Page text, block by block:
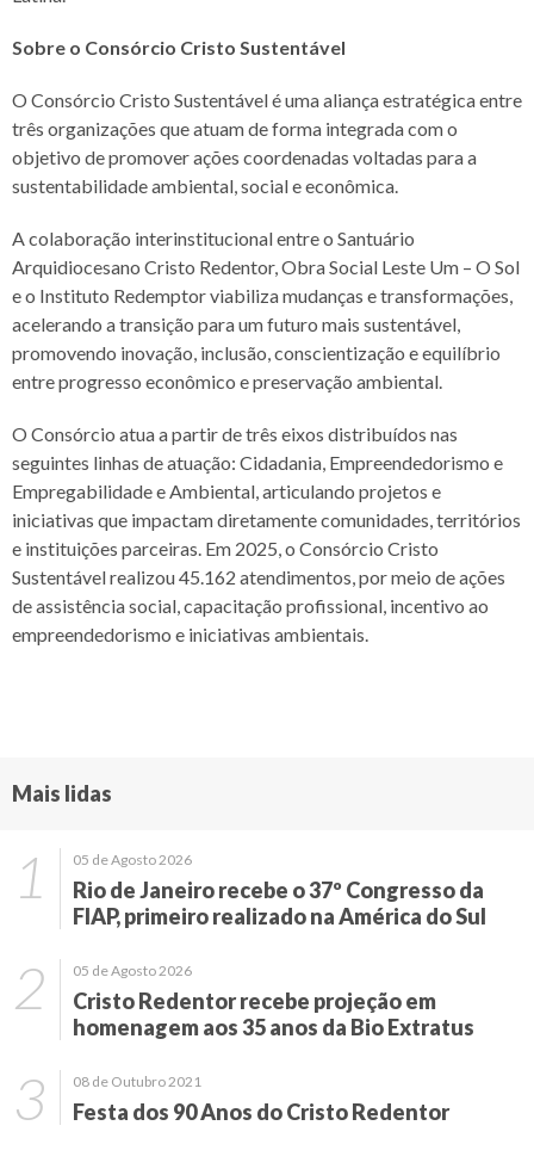
Sobre o Consórcio Cristo Sustentável
O Consórcio Cristo Sustentável é uma aliança estratégica entre
três organizações que atuam de forma integrada com o
objetivo de promover ações coordenadas voltadas para a
sustentabilidade ambiental, social e econômica.
A colaboração interinstitucional entre o Santuário
Arquidiocesano Cristo Redentor, Obra Social Leste Um – O Sol
e o Instituto Redemptor viabiliza mudanças e transformações,
acelerando a transição para um futuro mais sustentável,
promovendo inovação, inclusão, conscientização e equilíbrio
entre progresso econômico e preservação ambiental.
O Consórcio atua a partir de três eixos distribuídos nas
seguintes linhas de atuação: Cidadania, Empreendedorismo e
Empregabilidade e Ambiental, articulando projetos e
iniciativas que impactam diretamente comunidades, territórios
e instituições parceiras. Em 2025, o Consórcio Cristo
Sustentável realizou 45.162 atendimentos, por meio de ações
de assistência social, capacitação profissional, incentivo ao
empreendedorismo e iniciativas ambientais.
Mais lidas
05 de Agosto 2026
Rio de Janeiro recebe o 37º Congresso da
FIAP, primeiro realizado na América do Sul
05 de Agosto 2026
Cristo Redentor recebe projeção em
homenagem aos 35 anos da Bio Extratus
08 de Outubro 2021
Festa dos 90 Anos do Cristo Redentor